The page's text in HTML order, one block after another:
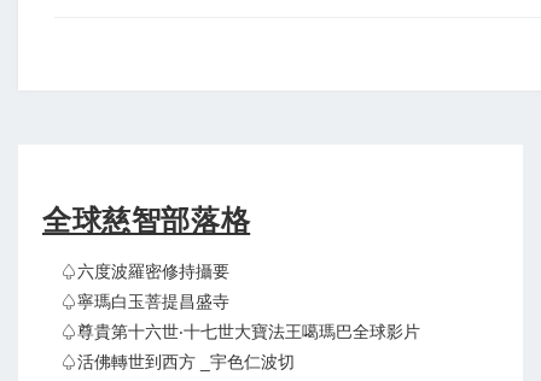
全球慈智部落格
♤六度波羅密修持攝要
♤寧瑪白玉菩提昌盛寺
♤尊貴第十六世‧十七世大寶法王噶瑪巴全球影片
♤活佛轉世到西方 _宇色仁波切